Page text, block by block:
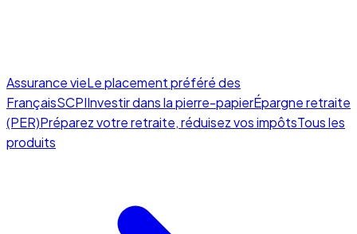
Assurance vieLe placement préféré des
FrançaisSCPIInvestir dans la pierre-papierÉpargne retraite
(PER)Préparez votre retraite, réduisez vos impôtsTous les
produits